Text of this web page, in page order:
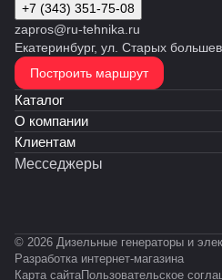
+7 (343) 351-75-08
zapros@ru-tehnika.ru
Екатеринбург, ул. Старых
Построить маршрут
Каталог
О компании
Клиентам
Месседжеры
© 2026 Дизельные генераторы и
Разработка интернет-магазина
Карта сайтаПользовательское